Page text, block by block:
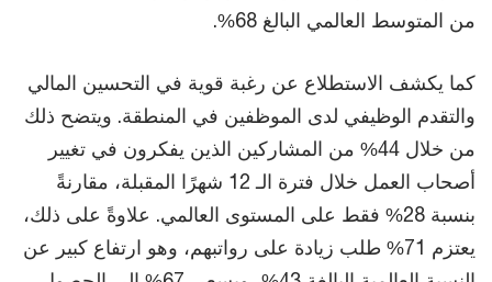
من المتوسط العالمي البالغ 68%.
كما يكشف الاستطلاع عن رغبة قوية في التحسين المالي
والتقدم الوظيفي لدى الموظفين في المنطقة. ويتضح ذلك
من خلال 44% من المشاركين الذين يفكرون في تغيير
أصحاب العمل خلال فترة الـ 12 شهرًا المقبلة، مقارنةً
بنسبة 28% فقط على المستوى العالمي. علاوةً على ذلك،
يعتزم 71% طلب زيادة على رواتبهم، وهو ارتفاع كبير عن